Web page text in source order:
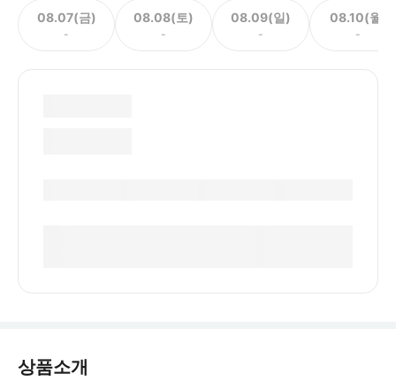
08.07(금)
-
08.08(토)
-
08.09(일)
-
08.10(월)
-
상품소개